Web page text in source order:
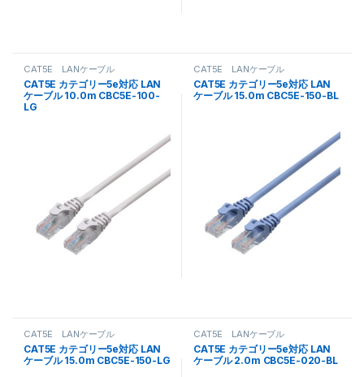
CAT5E LANケーブル
CAT5E カテゴリー5e対応 LAN
ケーブル 10.0m CBC5E-100-
LG
CAT5E LANケーブル
CAT5E カテゴリー5e対応 LAN
ケーブル 15.0m CBC5E-150-BL
CAT5E LANケーブル
CAT5E カテゴリー5e対応 LAN
ケーブル 15.0m CBC5E-150-LG
CAT5E LANケーブル
CAT5E カテゴリー5e対応 LAN
ケーブル 2.0m CBC5E-020-BL